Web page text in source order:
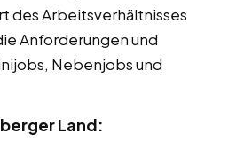
des Arbeitsverhältnisses
Anforderungen und
Nebenjobs und
Land: